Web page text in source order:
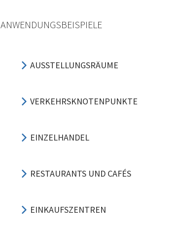
ANWENDUNGSBEISPIELE
AUSSTELLUNGSRÄUME
VERKEHRSKNOTENPUNKTE
EINZELHANDEL
RESTAURANTS UND CAFÉS
EINKAUFSZENTREN